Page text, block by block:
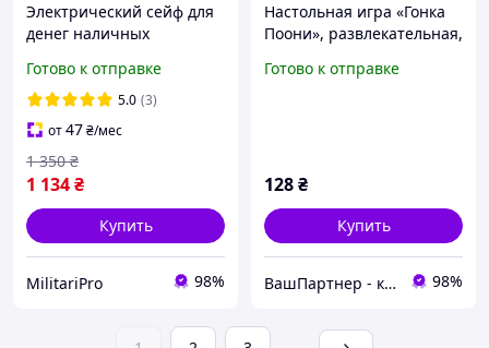
Электрический сейф для
денег наличных
электронным замком
кодом и ключом
домашний сейф для дома
и офиса
Готово к отправке
5.0 (3)
от47₴/мес
1 134₴
1 350 ₴
Купить
MilitariPro 98%
Настольная игра «Гонка
Поони», развлекательная,
фишками, в коробке
Готово к отправке
128₴
Купить
ВашПартнер - канцтовары, игрушки и детская книга, бытовая химия 98%